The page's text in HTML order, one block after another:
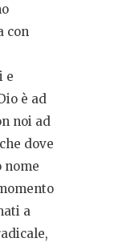
con
e
è ad
noi ad
dove
nome
a